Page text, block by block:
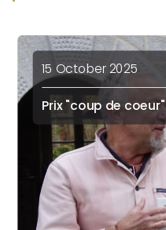
15 October 2025
Prix "coup de coeur"